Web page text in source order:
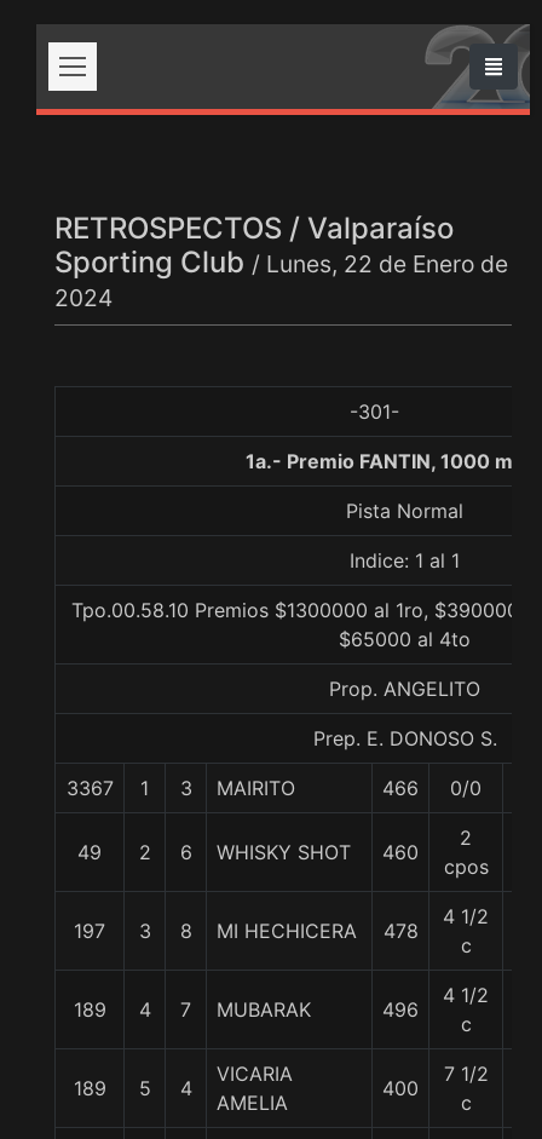
RETROSPECTOS / Valparaíso
Sporting Club / Lunes, 22 de Enero de
2024
-301-
1a.- Premio FANTIN, 1000
Pista Normal
Indice: 1 al 1
Tpo.00.58.10 Premios $1300000 al 1ro, $390000
$65000 al 4to
Prop. ANGELITO
Prep. E. DONOSO S.
3367 1 3 MAIRITO 466 0/0
49 2 6 WHISKY SHOT 460
2
cpos
197 3 8 MI HECHICERA 478
4 1/2
c
189 4 7 MUBARAK 496
4 1/2
c
189 5 4
VICARIA
AMELIA
400
7 1/2
c